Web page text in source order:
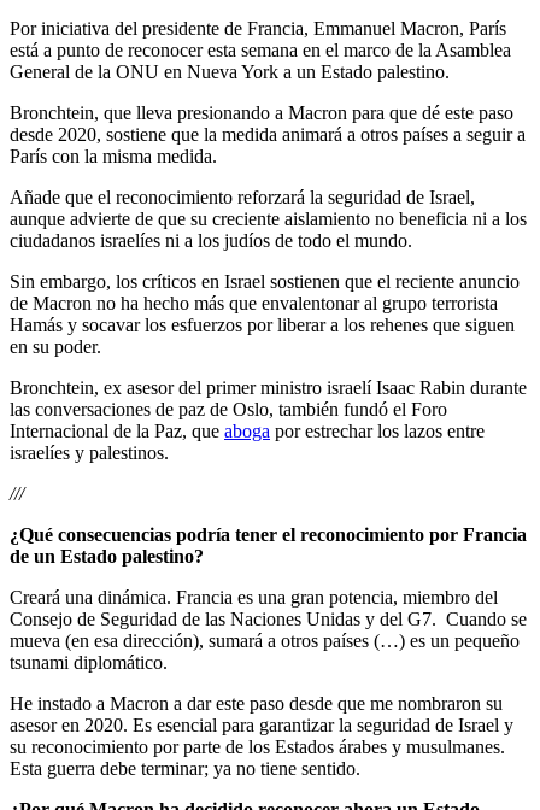
Por iniciativa del presidente de Francia, Emmanuel Macron, París
está a punto de reconocer esta semana en el marco de la Asamblea
General de la ONU en Nueva York a un Estado palestino.
Bronchtein, que lleva presionando a Macron para que dé este paso
desde 2020, sostiene que la medida animará a otros países a seguir a
París con la misma medida.
Añade que el reconocimiento reforzará la seguridad de Israel,
aunque advierte de que su creciente aislamiento no beneficia ni a los
ciudadanos israelíes ni a los judíos de todo el mundo.
Sin embargo, los críticos en Israel sostienen que el reciente anuncio
de Macron no ha hecho más que envalentonar al grupo terrorista
Hamás y socavar los esfuerzos por liberar a los rehenes que siguen
en su poder.
Bronchtein, ex asesor del primer ministro israelí Isaac Rabin durante
las conversaciones de paz de Oslo, también fundó el Foro
Internacional de la Paz, que aboga por estrechar los lazos entre
israelíes y palestinos.
///
¿Qué consecuencias podría tener el reconocimiento por Francia
de un Estado palestino?
Creará una dinámica. Francia es una gran potencia, miembro del
Consejo de Seguridad de las Naciones Unidas y del G7. Cuando se
mueva (en esa dirección), sumará a otros países (…) es un pequeño
tsunami diplomático.
He instado a Macron a dar este paso desde que me nombraron su
asesor en 2020. Es esencial para garantizar la seguridad de Israel y
su reconocimiento por parte de los Estados árabes y musulmanes.
Esta guerra debe terminar; ya no tiene sentido.